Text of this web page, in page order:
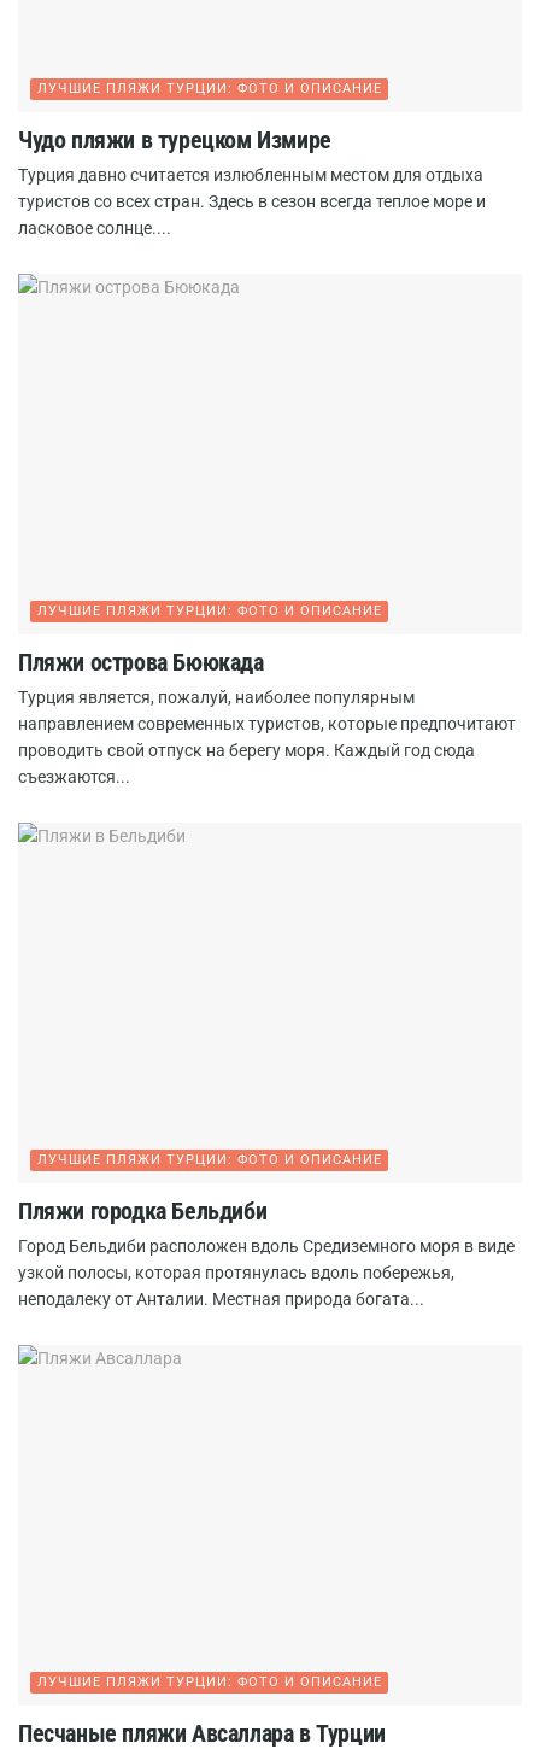
ЛУЧШИЕ ПЛЯЖИ ТУРЦИИ: ФОТО И ОПИСАНИЕ
Чудо пляжи в турецком Измире
Турция давно считается излюбленным местом для отдыха
туристов со всех стран. Здесь в сезон всегда теплое море и
ласковое солнце....
ЛУЧШИЕ ПЛЯЖИ ТУРЦИИ: ФОТО И ОПИСАНИЕ
Пляжи острова Бююкада
Турция является, пожалуй, наиболее популярным
направлением современных туристов, которые предпочитают
проводить свой отпуск на берегу моря. Каждый год сюда
съезжаются...
ЛУЧШИЕ ПЛЯЖИ ТУРЦИИ: ФОТО И ОПИСАНИЕ
Пляжи городка Бельдиби
Город Бельдиби расположен вдоль Средиземного моря в виде
узкой полосы, которая протянулась вдоль побережья,
неподалеку от Анталии. Местная природа богата...
ЛУЧШИЕ ПЛЯЖИ ТУРЦИИ: ФОТО И ОПИСАНИЕ
Песчаные пляжи Авсаллара в Турции